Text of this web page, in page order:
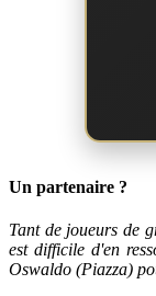
Un partenaire ?
Tant de joueurs de
est difficile d'en
Oswaldo (Piazza)